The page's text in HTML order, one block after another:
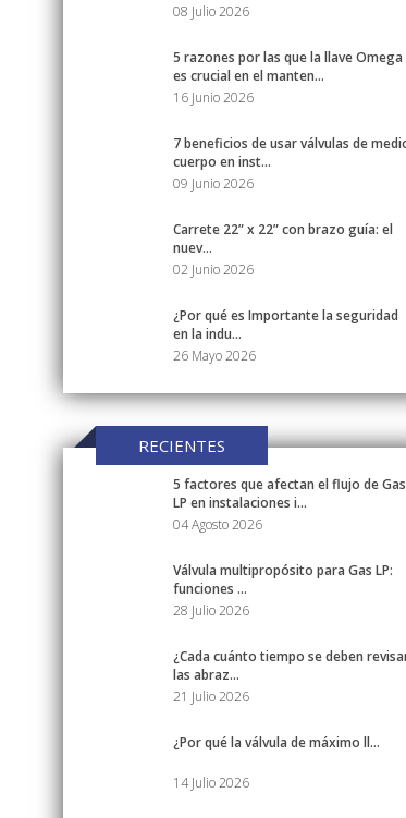
08 Julio 2026
5 razones por las que la llave Omega
es crucial en el manten...
16 Junio 2026
7 beneficios de usar válvulas de
cuerpo en inst...
09 Junio 2026
Carrete 22” x 22” con brazo guía: el
nuev...
02 Junio 2026
¿Por qué es Importante la seguridad
en la indu...
26 Mayo 2026
RECIENTES
5 factores que afectan el flujo de Gas
LP en instalaciones i...
04 Agosto 2026
Válvula multipropósito para Gas LP:
funciones ...
28 Julio 2026
¿Cada cuánto tiempo se deben
las abraz...
21 Julio 2026
¿Por qué la válvula de máximo ll...
14 Julio 2026